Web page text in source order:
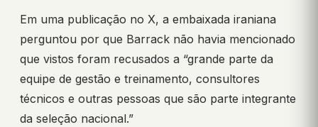
Em uma publicação no X, a embaixada iraniana
perguntou por que Barrack não havia mencionado
que vistos foram recusados a “grande parte da
equipe de gestão e treinamento, consultores
técnicos e outras pessoas que são parte integrante
da seleção nacional.”